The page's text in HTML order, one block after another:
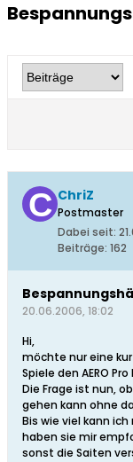
ChriZ
Postmaster
Dabei seit:
Beiträge: 162
20.06.2006, 18:02
Hi,
möchte nur eine
Spiele den AERO
Die Frage ist nun,
gehen kann ohne
Bis wie viel kann
haben sie mir
sonst die Saiten